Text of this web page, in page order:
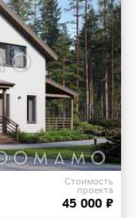
Стоимость
проекта
45 000 ₽